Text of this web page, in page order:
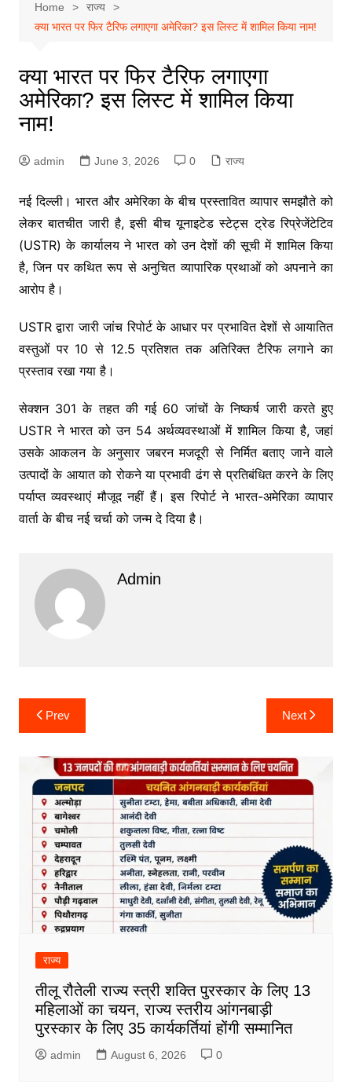
Home
राज्य
क्या भारत पर फिर टैरिफ लगाएगा अमेरिका? इस लिस्ट में शामिल किया नाम!
क्या भारत पर फिर टैरिफ लगाएगा
अमेरिका? इस लिस्ट में शामिल किया
नाम!
admin June 3, 2026 0 राज्य
नई दिल्ली। भारत और अमेरिका के बीच प्रस्तावित व्यापार समझौते को
लेकर बातचीत जारी है, इसी बीच यूनाइटेड स्टेट्स ट्रेड रिप्रेजेंटेटिव
(USTR) के कार्यालय ने भारत को उन देशों की सूची में शामिल किया
है, जिन पर कथित रूप से अनुचित व्यापारिक प्रथाओं को अपनाने का
आरोप है।
USTR द्वारा जारी जांच रिपोर्ट के आधार पर प्रभावित देशों से आयातित
वस्तुओं पर 10 से 12.5 प्रतिशत तक अतिरिक्त टैरिफ लगाने का
प्रस्ताव रखा गया है।
सेक्शन 301 के तहत की गई 60 जांचों के निष्कर्ष जारी करते हुए
USTR ने भारत को उन 54 अर्थव्यवस्थाओं में शामिल किया है, जहां
उसके आकलन के अनुसार जबरन मजदूरी से निर्मित बताए जाने वाले
उत्पादों के आयात को रोकने या प्रभावी ढंग से प्रतिबंधित करने के लिए
पर्याप्त व्यवस्थाएं मौजूद नहीं हैं। इस रिपोर्ट ने भारत-अमेरिका व्यापार
वार्ता के बीच नई चर्चा को जन्म दे दिया है।
Admin
Post
navigation
Prev Next
राज्य
तीलू रौतेली राज्य स्त्री शक्ति पुरस्कार के लिए 13
महिलाओं का चयन, राज्य स्तरीय आंगनबाड़ी
पुरस्कार के लिए 35 कार्यकर्तियां होंगी सम्मानित
admin August 6, 2026 0